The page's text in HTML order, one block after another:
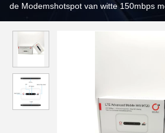
de Modemshotspot van witte 150mbps